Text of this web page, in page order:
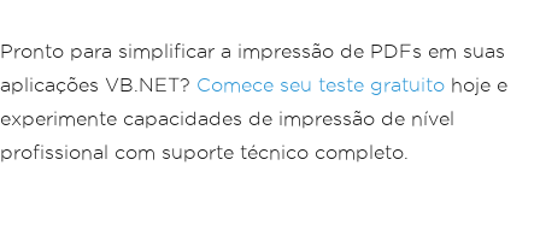
Pronto para simplificar a impressão de PDFs em suas
aplicações VB.NET? Comece seu teste gratuito hoje e
experimente capacidades de impressão de nível
profissional com suporte técnico completo.